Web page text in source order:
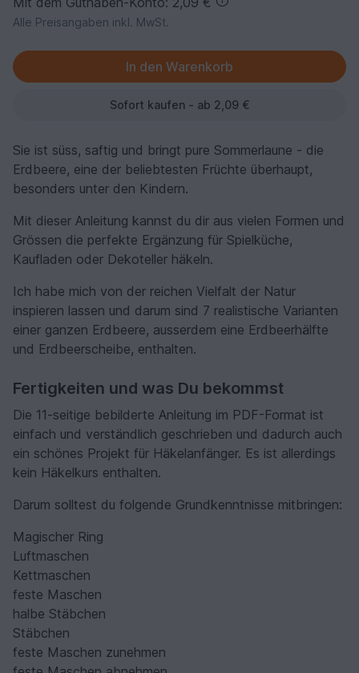
Alle Preisangaben inkl. MwSt.
Sofort kaufen - ab 2,09 €
Sie ist süss, saftig und bringt pure Sommerlaune - die
Erdbeere, eine der beliebtesten Früchte überhaupt,
besonders unter den Kindern.
Mit dieser Anleitung kannst du dir aus vielen Formen und
Grössen die perfekte Ergänzung für Spielküche,
Kaufladen oder Dekoteller häkeln.
Ich habe mich von der reichen Vielfalt der Natur
inspieren lassen und darum sind 7 realistische Varianten
einer ganzen Erdbeere, ausserdem eine Erdbeerhälfte
und Erdbeerscheibe, enthalten.
Fertigkeiten und was Du bekommst
Die 11-seitige bebilderte Anleitung im PDF-Format ist
einfach und verständlich geschrieben und dadurch auch
ein schönes Projekt für Häkelanfänger. Es ist allerdings
kein Häkelkurs enthalten.
Darum solltest du folgende Grundkenntnisse mitbringen:
Magischer Ring
Luftmaschen
Kettmaschen
feste Maschen
halbe Stäbchen
Stäbchen
feste Maschen zunehmen